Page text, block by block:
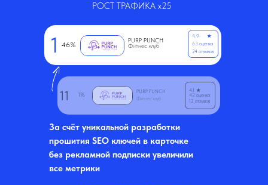
★
4.9
24 отзывов
63 оценка
Фитнес клуб
РОСТ ТРАФИКА x25
PURP PUNCH
46%
1
За счёт уникальной разработки
прошития SEO ключей в карточке
без рекламной подписки увеличили
все метрики
★
4.1
12 отзывов
42 оценка
Фитнес клуб
PURP PUNCH
1%
11